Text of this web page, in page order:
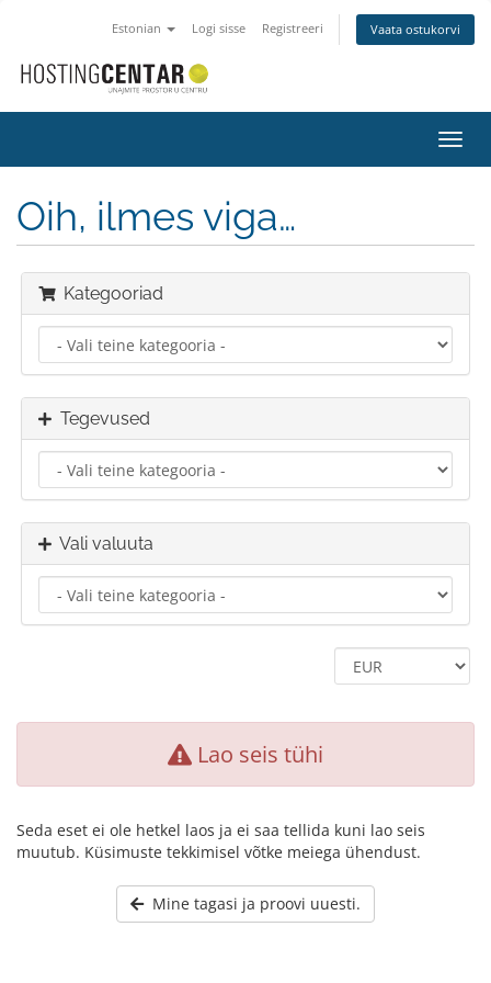
Estonian Logi sisse Registreeri Vaata ostukorvi
Oih, ilmes viga…
Kategooriad
Tegevused
Vali valuuta
Lao seis tühi
Seda eset ei ole hetkel laos ja ei saa tellida kuni lao seis
muutub. Küsimuste tekkimisel võtke meiega ühendust.
Mine tagasi ja proovi uuesti.